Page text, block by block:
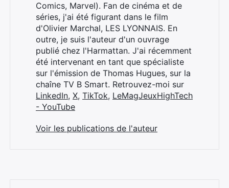
Comics, Marvel). Fan de cinéma et de
séries, j'ai été figurant dans le film
d'Olivier Marchal, LES LYONNAIS. En
outre, je suis l'auteur d'un ouvrage
publié chez l'Harmattan. J'ai récemment
été intervenant en tant que spécialiste
sur l'émission de Thomas Hugues, sur la
chaîne TV B Smart. Retrouvez-moi sur
LinkedIn, X, TikTok, LeMagJeuxHighTech
- YouTube
Voir les publications de l'auteur